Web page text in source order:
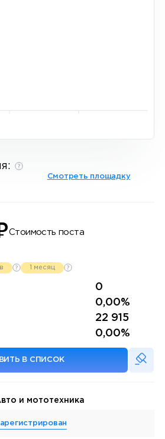
Смотреть площадку
Стоимость поста
1 месяц
0
0,00%
22 915
0,00%
В СПИСОК
и мототехника